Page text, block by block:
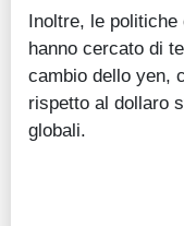
Inoltre, le politiche
hanno cercato di
cambio dello yen,
rispetto al dollaro
globali.